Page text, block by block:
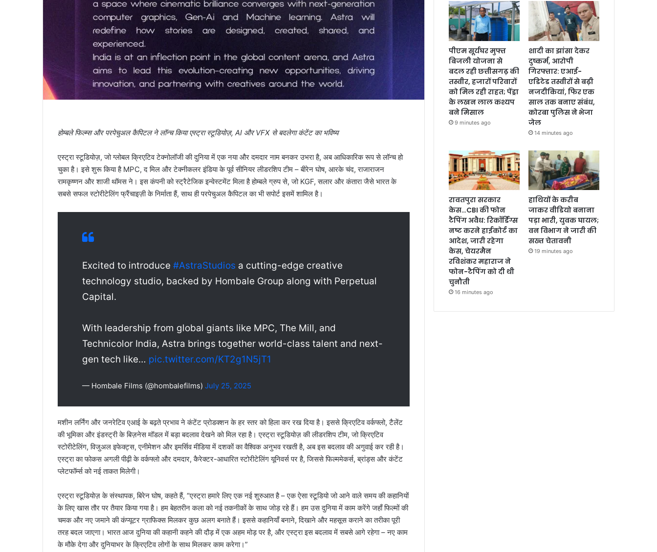
होम्बले फिल्म्स और परपेचुअल कैपिटल ने लॉन्च किया एस्ट्रा स्टूडियोज़, AI और VFX से बदलेगा कंटेंट का भविष्य
एस्ट्रा स्टूडियोज़, जो ग्लोबल क्रिएटिव टेक्नोलॉजी की दुनिया में एक नया और दमदार नाम बनकर उभरा है, अब आधिकारिक रूप से लॉन्च हो
चुका है। इसे शुरू किया है MPC, द मिल और टेक्नीकलर इंडिया के पूर्व सीनियर लीडरशिप टीम – बीरेन घोष, आरके चंद, राजाराजन
रामकृष्णन और शाजी थॉमस ने। इस कंपनी को स्ट्रैटेजिक इन्वेस्टमेंट मिला है होम्बले ग्रुप से, जो KGF, सलार और कंतारा जैसे भारत के
सबसे सफल स्टोरीटेलिंग फ्रैंचाइज़ी के निर्माता हैं, साथ ही परपेचुअल कैपिटल का भी सपोर्ट इसमें शामिल है।
Excited to introduce #AstraStudios a cutting-edge creative
technology studio, backed by Hombale Group along with Perpetual
Capital.
With leadership from global giants like MPC, The Mill, and
Technicolor India, Astra brings together world-class talent and next-
gen tech like… pic.twitter.com/KT2g1N5jT1
— Hombale Films (@hombalefilms) July 25, 2025
मशीन लर्निंग और जनरेटिव एआई के बढ़ते प्रभाव ने कंटेंट प्रोडक्शन के हर स्तर को हिला कर रख दिया है। इससे क्रिएटिव वर्कफ्लो, टैलेंट
की भूमिका और इंडस्ट्री के बिज़नेस मॉडल में बड़ा बदलाव देखने को मिल रहा है। एस्ट्रा स्टूडियोज़ की लीडरशिप टीम, जो क्रिएटिव
स्टोरीटेलिंग, विजुअल इफेक्ट्स, एनीमेशन और इमर्सिव मीडिया में दशकों का वैश्विक अनुभव रखती है, अब इस बदलाव की अगुवाई कर रही है।
एस्ट्रा का फोकस अगली पीढ़ी के वर्कफ्लो और दमदार, कैरेक्टर-आधारित स्टोरीटेलिंग यूनिवर्स पर है, जिससे फिल्ममेकर्स, ब्रांड्स और कंटेंट
प्लेटफॉर्म्स को नई ताकत मिलेगी।
एस्ट्रा स्टूडियोज़ के संस्थापक, बिरेन घोष, कहते हैं, “एस्ट्रा हमारे लिए एक नई शुरुआत है – एक ऐसा स्टूडियो जो आने वाले समय की कहानियों
के लिए खास तौर पर तैयार किया गया है। हम बेहतरीन कला को नई तकनीकों के साथ जोड़ रहे हैं। हम उस दुनिया में काम करेंगे जहाँ फिल्मों की
चमक और नए जमाने की कंप्यूटर ग्राफिक्स मिलकर कुछ अलग बनाते हैं। इससे कहानियाँ बनाने, दिखाने और महसूस कराने का तरीका पूरी
तरह बदल जाएगा। भारत आज दुनिया की कहानी कहने की दौड़ में एक अहम मोड़ पर है, और एस्ट्रा इस बदलाव में सबसे आगे रहेगा – नए काम
के मौके देगा और दुनियाभर के क्रिएटिव लोगों के साथ मिलकर काम करेगा।”
पीएम सूर्यघर मुफ्त
बिजली योजना से
बदल रही छत्तीसगढ़ की
तस्वीर, हजारों परिवारों
को मिल रही राहत; पेंड्रा
के लखन लाल कश्यप
बने मिसाल
9 minutes ago
शादी का झांसा देकर
दुष्कर्म, आरोपी
गिरफ्तार: एआई-
एडिटेड तस्वीरों से बढ़ी
नजदीकियां, फिर एक
साल तक बनाए संबंध,
कोरबा पुलिस ने भेजा
जेल
14 minutes ago
रावतपुरा सरकार
केस…CBI की फोन
टैपिंग अवैध: रिकॉर्डिंग्स
नष्ट करने हाईकोर्ट का
आदेश, जारी रहेगा
केस, चेयरमैन
रविशंकर महाराज ने
फोन-टैपिंग को दी थी
चुनौती
16 minutes ago
हाथियों के करीब
जाकर वीडियो बनाना
पड़ा भारी, युवक घायल;
वन विभाग ने जारी की
सख्त चेतावनी
19 minutes ago